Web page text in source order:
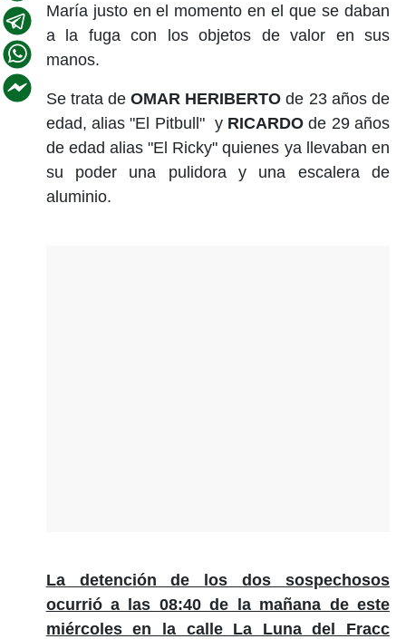
María justo en el momento en el que se daban
a la fuga con los objetos de valor en sus
manos.
Se trata deOMAR HERIBERTO de 23 años de
edad, alias "El Pitbull" yRICARDOde 29 años
de edad alias "El Ricky" quienes ya llevaban en
su poder una pulidora y una escalera de
aluminio.
La detención de los dos sospechosos
ocurrió a las 08:40 de la mañana de este
miércoles en la calle La Luna del Fracc